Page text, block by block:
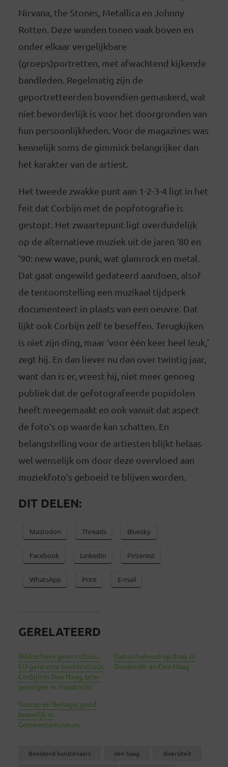
Nirvana, the Stones, Metallica en Johnny
Rotten. Deze wanden tonen vaak boven en
onder elkaar vergelijkbare
(groeps)portretten, met afwachtend kijkende
bandleden. Regelmatig zijn de
geportretteerden bovendien gemaskerd, wat
niet bevorderlijk is voor het doorgronden van
hun persoonlijkheden. Voor de magazines was
kennelijk soms de gimmick belangrijker dan
het karakter van de artiest.
Het tweede zwakke punt aan 1-2-3-4 ligt in het
feit dat Corbijn met de popfotografie is
gestopt. Het zwaartepunt ligt overduidelijk
op de alternatieve muziek uit de jaren ’80 en
’90: new wave, punk, wat glamrock en metal.
Dat gaat ongewild gedateerd aandoen, alsof
de tentoonstelling een muzikaal tijdperk
documenteert in plaats van een oeuvre. Dat
lijkt ook Corbijn zelf te beseffen. Terugkijken
is niet zijn ding, maar ‘voor één keer heel leuk,’
zegt hij. En dan liever nu dan over twintig jaar,
want dan is er, vreest hij, niet meer genoeg
publiek dat de gefotografeerde popidolen
heeft meegemaakt en ook vanuit dat aspect
de foto’s op waarde kan schatten. En
belangstelling voor de artiesten blijkt helaas
wel wenselijk om door deze overvloed aan
muziekfoto’s geboeid te blijven worden.
DIT DELEN:
Mastodon Threads Bluesky
Facebook LinkedIn Pinterest
WhatsApp Print E-mail
GERELATEERD
Bibliotheek geen cultuur,
EU-geld voor beeldcultuur,
Corbijn in Den Haag, btw-
gevolgen in Maastricht
Natuurbehoud op doek in
Dordrecht en Den Haag
Toorop en Berlage: goed
huwelijk in
Gemeentemuseum
Beeldend kunstenaars den haag diversiteit